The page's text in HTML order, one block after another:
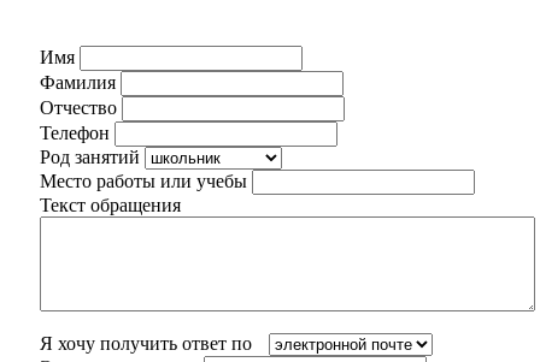
Имя
Фамилия
Отчество
Телефон
Род занятий
Место работы или учебы
Текст обращения
Я хочу получить ответ по